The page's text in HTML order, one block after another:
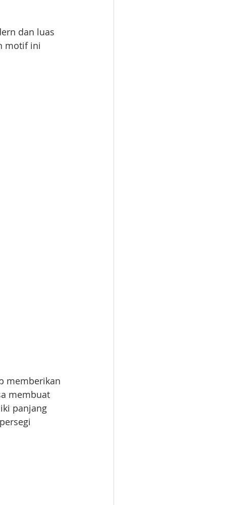
dan luas
motif ini
memberikan
membuat
panjang